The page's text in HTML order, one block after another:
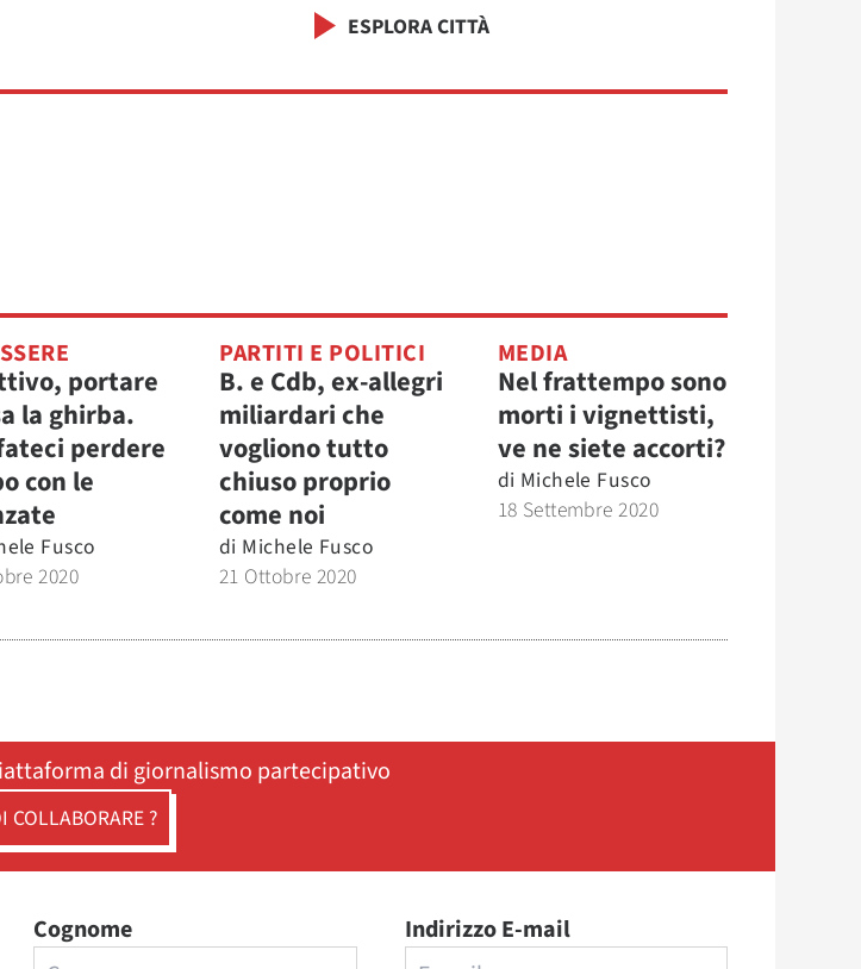
ESPLORA CITTÀ
portare
la ghirba.
perdere
con le
Fusco
2020
PARTITI E POLITICI
B. e Cdb, ex-allegri
miliardari che
vogliono tutto
chiuso proprio
come noi
di Michele Fusco
21 Ottobre 2020
MEDIA
Nel frattempo sono
morti i vignettisti,
ve ne siete accorti?
di Michele Fusco
18 Settembre 2020
di giornalismo partecipativo
COLLABORARE ?
Cognome Indirizzo E-mail